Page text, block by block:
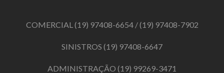
COMERCIAL(19) 97408-6654/(19) 97408-7902
SINISTROS (19) 97408-6647
ADMINISTRAÇÃO (19) 99269-3471